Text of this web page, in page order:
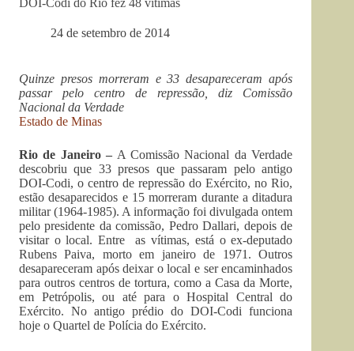
DOI-Codi do Rio fez 48 vítimas
24 de setembro de 2014
Quinze presos morreram e 33 desapareceram após
passar pelo centro de repressão, diz Comissão
Nacional da Verdade
Estado de Minas
Rio de Janeiro – A Comissão Nacional da Verdade
descobriu que 33 presos que passaram pelo antigo
DOI-Codi, o centro de repressão do Exército, no Rio,
estão desaparecidos e 15 morreram durante a ditadura
militar (1964-1985). A informação foi divulgada ontem
pelo presidente da comissão, Pedro Dallari, depois de
visitar o local. Entre as vítimas, está o ex-deputado
Rubens Paiva, morto em janeiro de 1971. Outros
desapareceram após deixar o local e ser encaminhados
para outros centros de tortura, como a Casa da Morte,
em Petrópolis, ou até para o Hospital Central do
Exército. No antigo prédio do DOI-Codi funciona
hoje o Quartel de Polícia do Exército.